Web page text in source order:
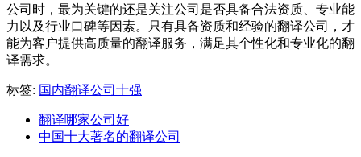
公司时，最为关键的还是关注公司是否具备合法资质、专业能
力以及行业口碑等因素。只有具备资质和经验的翻译公司，才
能为客户提供高质量的翻译服务，满足其个性化和专业化的翻
译需求。
标签: 国内翻译公司十强
翻译哪家公司好
中国十大著名的翻译公司